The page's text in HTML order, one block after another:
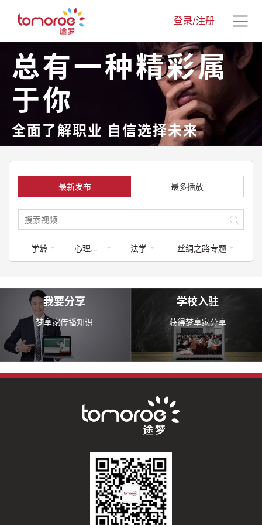
登录/注册
总有一种精彩属
于你
全面了解职业 自信选择未来
最新发布 最多播放
学龄 心理健康 法学 丝绸之路专题
我要分享
梦享家传播知识
学校入驻
获得梦享家分享